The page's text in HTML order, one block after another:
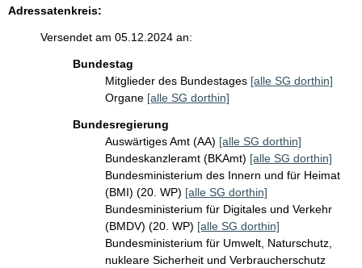
Adressatenkreis:
Versendet am 05.12.2024 an:
Bundestag
Mitglieder des Bundestages [alle SG dorthin]
Organe [alle SG dorthin]
Bundesregierung
Auswärtiges Amt (AA) [alle SG dorthin]
Bundeskanzleramt (BKAmt) [alle SG dorthin]
Bundesministerium des Innern und für Heimat
(BMI) (20. WP) [alle SG dorthin]
Bundesministerium für Digitales und Verkehr
(BMDV) (20. WP) [alle SG dorthin]
Bundesministerium für Umwelt, Naturschutz,
nukleare Sicherheit und Verbraucherschutz